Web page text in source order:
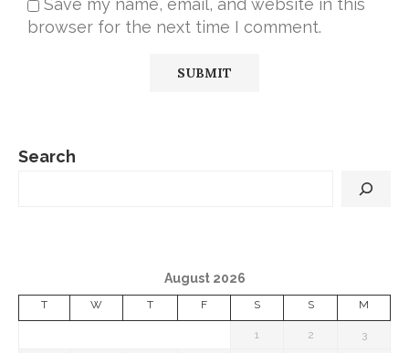
Save my name, email, and website in this
browser for the next time I comment.
Search
August 2026
T W T F S S M
1 2 3